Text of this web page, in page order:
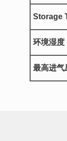
Storage
环境湿度
最高进气